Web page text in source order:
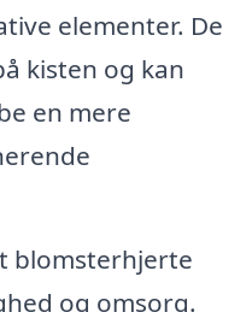
elementer. De
kisten og kan
en mere
blomsterhjerte
og omsorg.